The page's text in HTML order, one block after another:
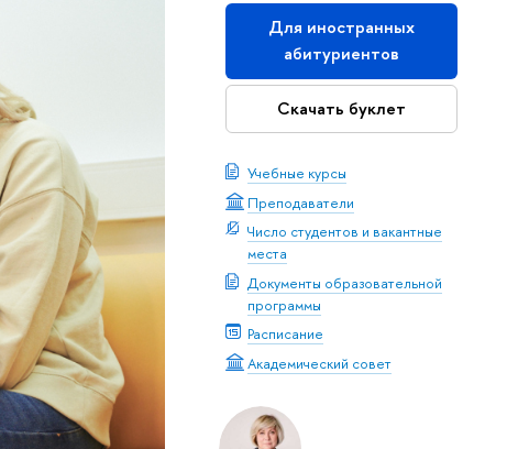
Для иностранных
абитуриентов
Скачать буклет
Учебные курсы
Преподаватели
Число студентов и вакантные
места
Документы образовательной
программы
Расписание
Академический совет